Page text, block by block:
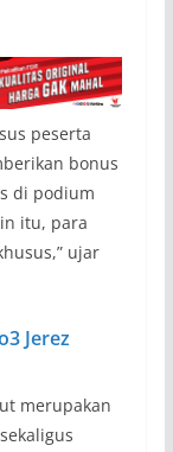
peserta
bonus
di podium
itu, para
ujar
Jerez
merupakan